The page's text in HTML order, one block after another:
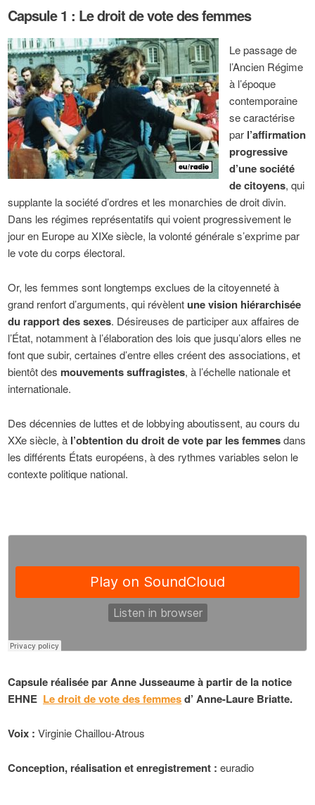
Capsule 1 : Le droit de vote des femmes
Le passage de
l’Ancien Régime
à l’époque
contemporaine
se caractérise
par l’affirmation
progressive
d’une société
de citoyens, qui
supplante la société d’ordres et les monarchies de droit divin.
Dans les régimes représentatifs qui voient progressivement le
jour en Europe au XIXe siècle, la volonté générale s’exprime par
le vote du corps électoral.
Or, les femmes sont longtemps exclues de la citoyenneté à
grand renfort d’arguments, qui révèlentune vision hiérarchisée
du rapport des sexes. Désireuses de participer aux affaires de
l’État, notamment à l’élaboration des lois que jusqu’alors elles ne
font que subir, certaines d’entre elles créent des associations, et
bientôt des mouvements suffragistes, à l’échelle nationale et
internationale.
Des décennies de luttes et de lobbying aboutissent, au cours du
XXe siècle, à l’obtention du droit de vote par les femmesdans
les différents États européens, à des rythmes variables selon le
contexte politique national.
Capsule réalisée par Anne Jusseaume à partir de la notice
EHNE Le droit de vote des femmesd’ Anne-Laure Briatte.
Voix : Virginie Chaillou-Atrous
Conception, réalisation et enregistrement : euradio